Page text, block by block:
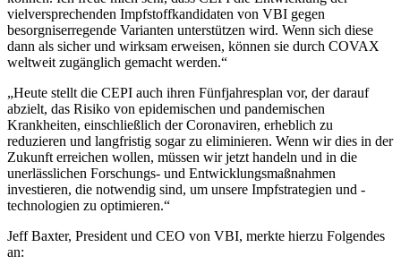
vielversprechenden Impfstoffkandidaten von VBI gegen
besorgniserregende Varianten unterstützen wird. Wenn sich diese
dann als sicher und wirksam erweisen, können sie durch COVAX
weltweit zugänglich gemacht werden.“
„Heute stellt die CEPI auch ihren Fünfjahresplan vor, der darauf
abzielt, das Risiko von epidemischen und pandemischen
Krankheiten, einschließlich der Coronaviren, erheblich zu
reduzieren und langfristig sogar zu eliminieren. Wenn wir dies in der
Zukunft erreichen wollen, müssen wir jetzt handeln und in die
unerlässlichen Forschungs- und Entwicklungsmaßnahmen
investieren, die notwendig sind, um unsere Impfstrategien und -
technologien zu optimieren.“
Jeff Baxter, President und CEO von VBI, merkte hierzu Folgendes
an: